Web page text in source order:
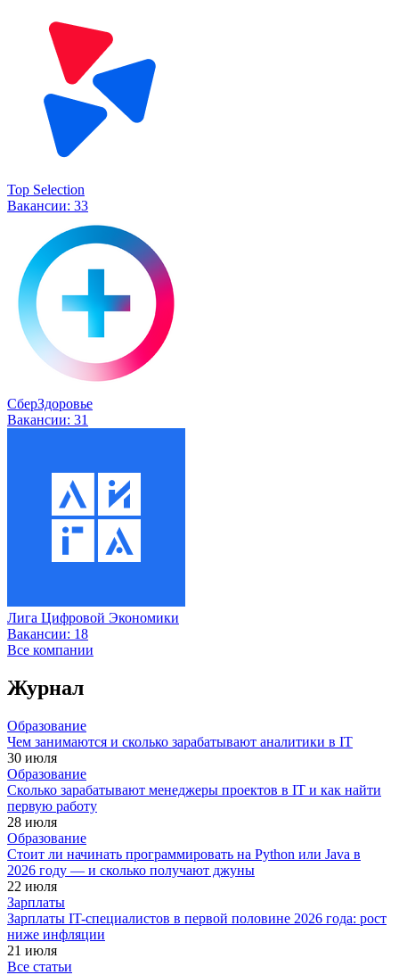
Top Selection
Вакансии: 33
СберЗдоровье
Вакансии: 31
Лига Цифровой Экономики
Вакансии: 18
Все компании
Журнал
Образование
Чем занимаются и сколько зарабатывают аналитики в IT
30 июля
Образование
Сколько зарабатывают менеджеры проектов в IT и как найти
первую работу
28 июля
Образование
Стоит ли начинать программировать на Python или Java в
2026 году — и сколько получают джуны
22 июля
Зарплаты
Зарплаты IT-специалистов в первой половине 2026 года: рост
ниже инфляции
21 июля
Все статьи